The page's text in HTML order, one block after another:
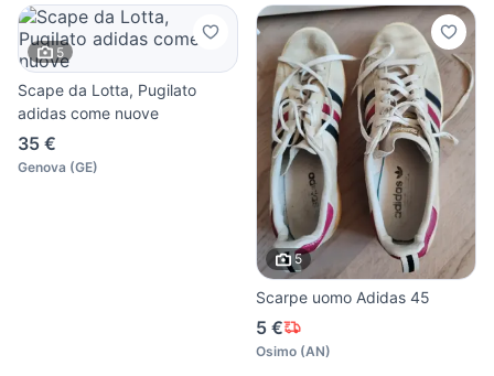
5
Scape da Lotta, Pugilato
adidas come nuove
35 €
Genova (GE)
5
Scarpe uomo Adidas 45
5 €
Osimo (AN)